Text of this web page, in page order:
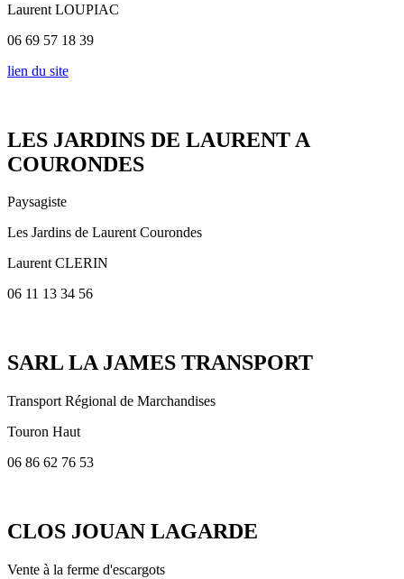
Laurent LOUPIAC
06 69 57 18 39
lien du site
LES JARDINS DE LAURENT A
COURONDES
Paysagiste
Les Jardins de Laurent Courondes
Laurent CLERIN
06 11 13 34 56
SARL LA JAMES TRANSPORT
Transport Régional de Marchandises
Touron Haut
06 86 62 76 53
CLOS JOUAN LAGARDE
Vente à la ferme d'escargots